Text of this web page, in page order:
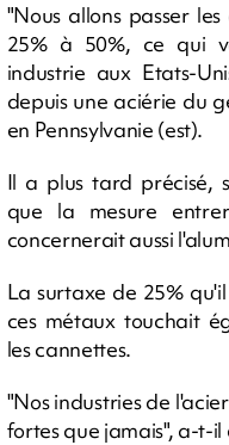
"Nous allons passer
25% à 50%, ce qui
industrie aux Etats-
depuis une aciérie du
en Pennsylvanie (est).
Il a plus tard précisé,
que la mesure
concernerait aussi
La surtaxe de 25%
ces métaux touchait
les cannettes.
"Nos industries de
fortes que jamais", a-t-il